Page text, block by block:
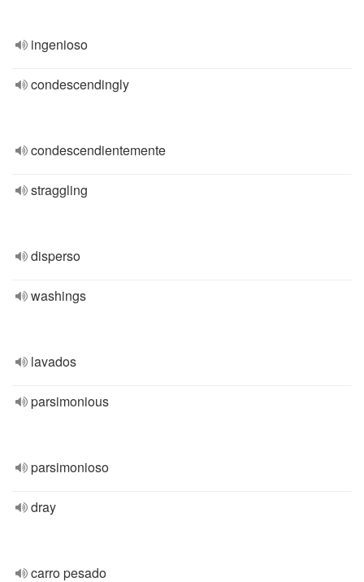
ingenioso
condescendingly
condescendientemente
straggling
disperso
washings
lavados
parsimonious
parsimonioso
dray
carro pesado